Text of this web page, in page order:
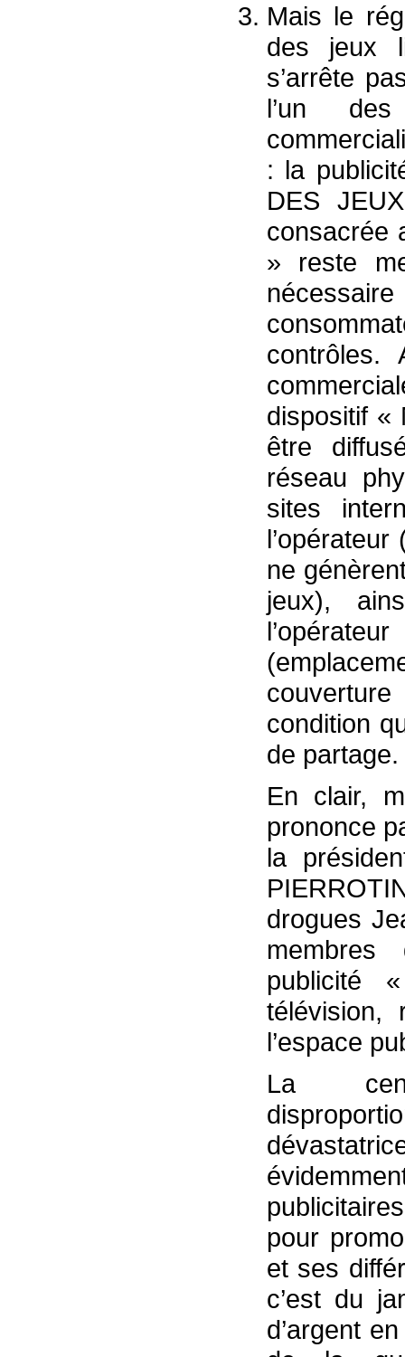
Mais le
des jeux
s’arrête
l’un
: la
DES
consacrée
» reste
contrôles.
dispositif «
être
réseau
sites
ne
jeux),
condition
de
En clair,
prononce
la
drogues
publicité
télévision,
l’espace
La
pour
et ses
c’est du
d’argent